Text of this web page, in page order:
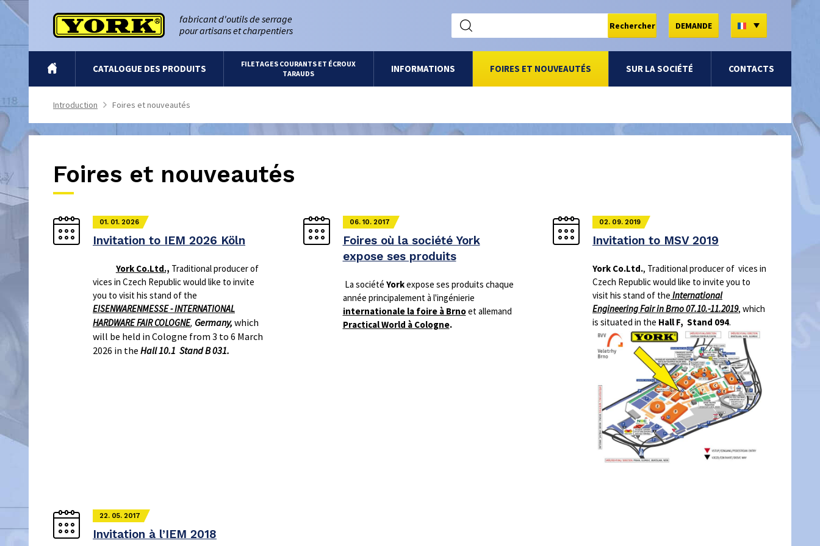
fabricant d'outils de serrage
pour artisans et charpentiers
DEMANDE
Rechercher
INTRO CATALOGUE DES PRODUITS
FILETAGES COURANTS ET ÉCROUX
TARAUDS
INFORMATIONS FOIRES ET NOUVEAUTÉS SUR LA SOCIÉTÉ CONTACTS
Introduction Foires et nouveautés
Foires et nouveautés
01. 01. 2026
Invitation to IEM 2026 Köln
York Co.Ltd., Traditional producer of
vices in Czech Republic would like to invite
you to visit his stand of the
EISENWARENMESSE - INTERNATIONAL
HARDWARE FAIR COLOGNE, Germany, which
will be held in Cologne from 3 to 6 March
2026 in the Hall 10.1 Stand B 031.
06. 10. 2017
Foires où la société York
expose ses produits
La société Yorkexpose ses produits chaque
année principalement à l'ingénierie
internationale la foire à Brnoet allemand
Practical World à Cologne.
02. 09. 2019
Invitation to MSV 2019
York Co.Ltd., Traditional producer of vices in
Czech Republic would like to invite you to
visit his stand of the International
Engineering Fair in Brno 07.10.-11.2019, which
is situated in the Hall F, Stand 094.
22. 05. 2017
Invitation à l’IEM 2018